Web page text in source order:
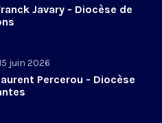
Javary - Diocèse de
juin 2026
Percerou - Diocèse